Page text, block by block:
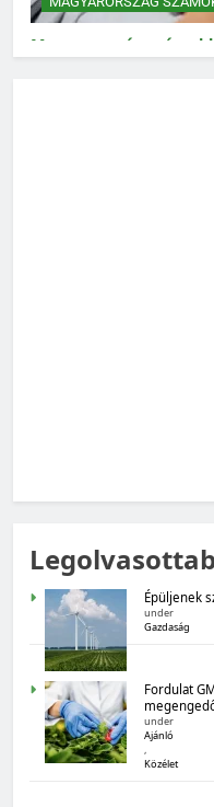
Magyarország
Magyarország
gazdasági várakozások
Épüljenek
under
Gazdaság
Fordulat
under
Ajánló
,
Közélet